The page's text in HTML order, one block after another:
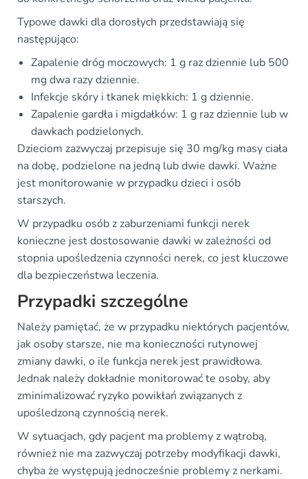
Typowe dawki dla dorosłych przedstawiają się
następująco:
Zapalenie dróg moczowych: 1 g raz dziennie lub 500
mg dwa razy dziennie.
Infekcje skóry i tkanek miękkich: 1 g dziennie.
Zapalenie gardła i migdałków: 1 g raz dziennie lub w
dawkach podzielonych.
Dzieciom zazwyczaj przepisuje się 30 mg/kg masy ciała
na dobę, podzielone na jedną lub dwie dawki. Ważne
jest monitorowanie w przypadku dzieci i osób
starszych.
W przypadku osób z zaburzeniami funkcji nerek
konieczne jest dostosowanie dawki w zależności od
stopnia upośledzenia czynności nerek, co jest kluczowe
dla bezpieczeństwa leczenia.
Przypadki szczególne
Należy pamiętać, że w przypadku niektórych pacjentów,
jak osoby starsze, nie ma konieczności rutynowej
zmiany dawki, o ile funkcja nerek jest prawidłowa.
Jednak należy dokładnie monitorować te osoby, aby
zminimalizować ryzyko powikłań związanych z
upośledzoną czynnością nerek.
W sytuacjach, gdy pacjent ma problemy z wątrobą,
również nie ma zazwyczaj potrzeby modyfikacji dawki,
chyba że występują jednocześnie problemy z nerkami.